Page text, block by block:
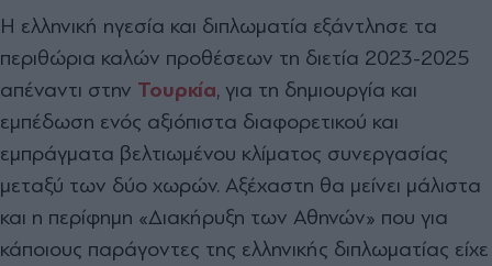
Η ελληνική ηγεσία και διπλωµατία εξάντλησε τα
περιθώρια καλών προθέσεων τη διετία 2023-2025
απέναντι στην Τουρκία, για τη δηµιουργία και
εµπέδωση ενός αξιόπιστα διαφορετικού και
εµπράγµατα βελτιωµένου κλίµατος συνεργασίας
µεταξύ των δύο χωρών. Αξέχαστη θα µείνει µάλιστα
και η περίφηµη «∆ιακήρυξη των Αθηνών» που για
κάποιους παράγοντες της ελληνικής διπλωµατίας είχε